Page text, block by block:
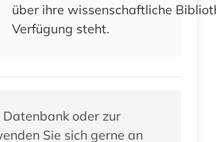
über ihre wissenschaftliche
Verfügung steht.
Datenbank oder zur
Sie sich gerne an